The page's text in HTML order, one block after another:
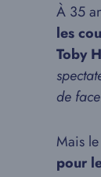
À 35
les
Toby
de
Mais
pour